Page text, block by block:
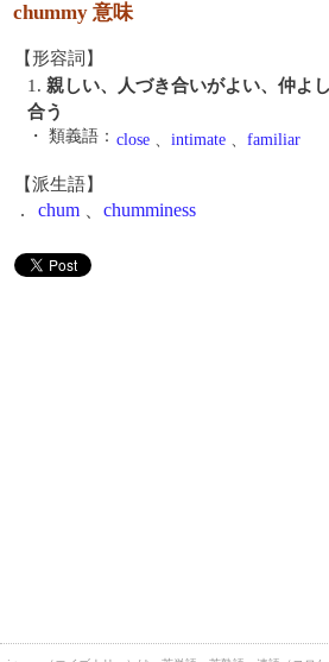
chummy 意味
【形容詞】
1. 親しい、人づき合いがよい、仲よ
合う
・ 類義語： close 、 intimate 、 familiar
【派生語】
. chum chumminess